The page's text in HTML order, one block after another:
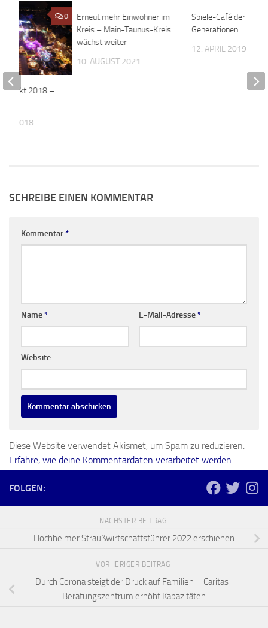
Erneut mehr Einwohner im
Kreis – Main-Taunus-Kreis
wächst weiter
10. AUGUST 2021
Spiele-Café der
Generationen
12. APRIL 2019
0
Markt 2018 –
2018
SCHREIBE EINEN KOMMENTAR
Kommentar*
Name* E-Mail-Adresse*
Website
Diese Website verwendet Akismet, um Spam zu reduzieren.
Erfahre, wie deine Kommentardaten verarbeitet werden.
FOLGEN:
NÄCHSTER BEITRAG
Hochheimer Straußwirtschaftsführer 2022 erschienen
VORHERIGER BEITRAG
Durch Corona steigt der Druck auf Familien – Caritas-
Beratungszentrum erhöht Kapazitäten